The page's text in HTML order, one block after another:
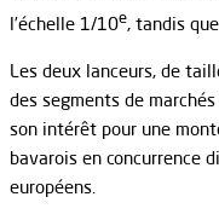
l’échelle 1/10e, tandis
Les deux lanceurs, de
des segments de
son intérêt pour une
bavarois en concurrence
européens.